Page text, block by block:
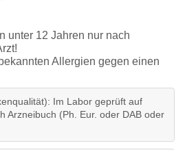
unter 12 Jahren nur nach
Allergien gegen einen
Im Labor geprüft auf
Arzneibuch (Ph. Eur. oder DAB oder